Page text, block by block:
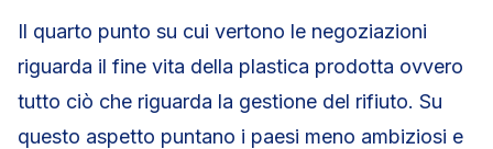
Il quarto punto su cui vertono le negoziazioni
riguarda il fine vita della plastica prodotta ovvero
tutto ciò che riguarda la gestione del rifiuto. Su
questo aspetto puntano i paesi meno ambiziosi e